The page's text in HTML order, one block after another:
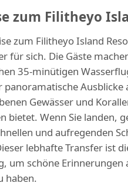
zum Filitheyo
zum Filitheyo Island
für sich. Die Gäste
35-minütigen
panoramatische Ausblicke
Gewässer und
bietet. Wenn Sie landen,
und aufregenden
lebhafte Transfer ist
um schöne Erinnerungen
haben.